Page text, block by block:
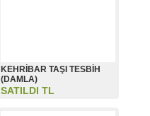
KEHRİBAR TAŞI TESBİH
(DAMLA)
SATILDI TL